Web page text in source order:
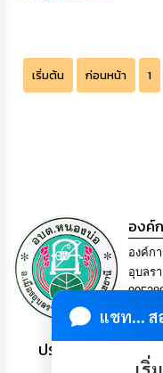
เริ่มต้น ก่อนหน้า 1
แชท...
องค์
องค์ก
อุบลร
ประชาชน มีภูมิคุ้มกั